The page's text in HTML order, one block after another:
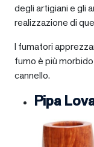
degli artigiani e gli
realizzazione di
I fumatori
fumo è più
cannello.
Pipa